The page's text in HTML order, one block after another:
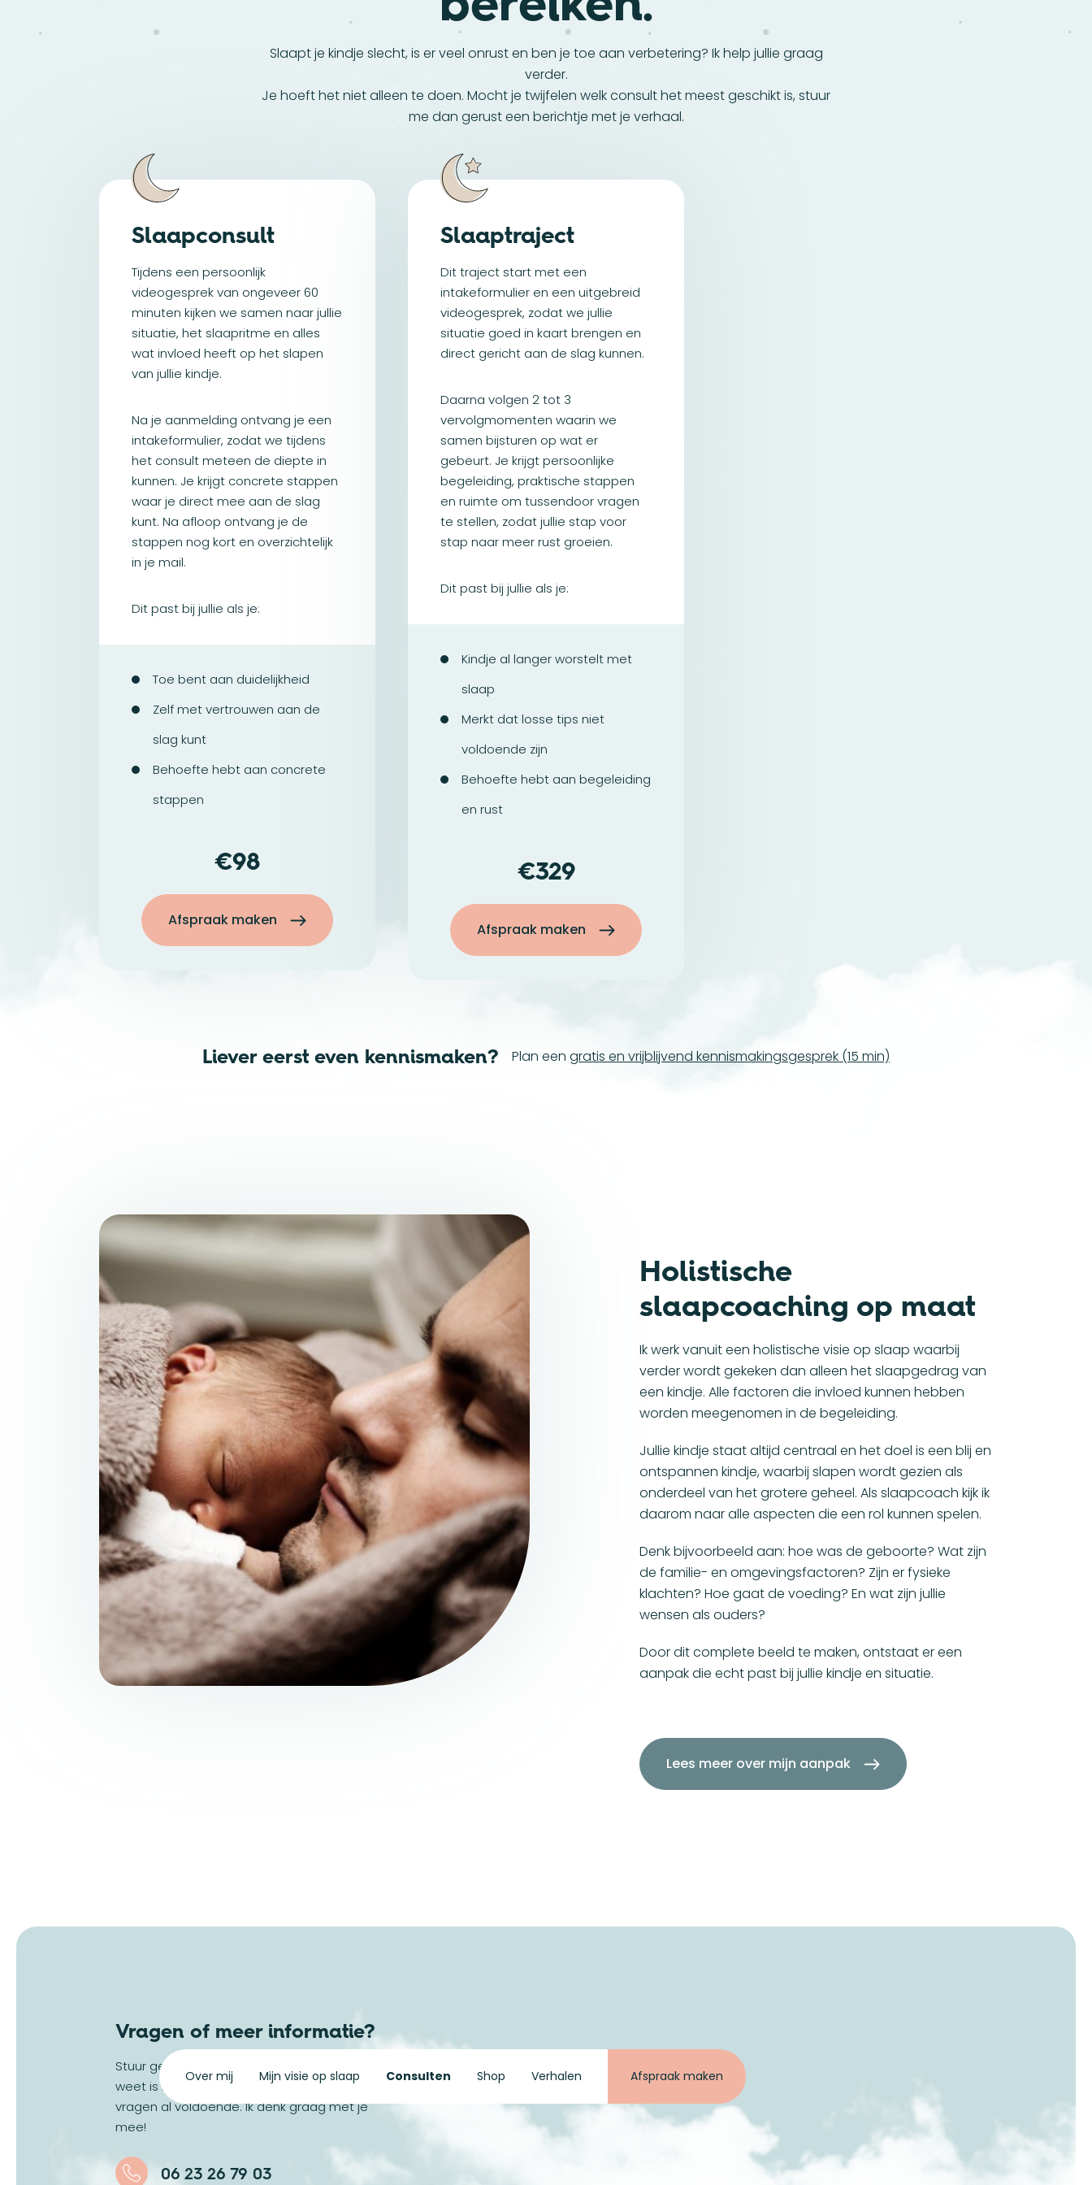
Slaapt je kindje slecht, is er veel onrust en ben je toe aan verbetering? Ik help jullie graag
verder.
Je hoeft het niet alleen te doen. Mocht je twijfelen welk consult het meest geschikt is, stuur
me dan gerust een berichtje met je verhaal.
Slaapconsult
Tijdens een persoonlijk
videogesprek van ongeveer 60
minuten kijken we samen naar jullie
situatie, het slaapritme en alles
wat invloed heeft op het slapen
van jullie kindje.
Na je aanmelding ontvang je een
intakeformulier, zodat we tijdens
het consult meteen de diepte in
kunnen. Je krijgt concrete stappen
waar je direct mee aan de slag
kunt. Na afloop ontvang je de
stappen nog kort en overzichtelijk
in je mail.
Dit past bij jullie als je:
Toe bent aan duidelijkheid
Zelf met vertrouwen aan de
slag kunt
Behoefte hebt aan concrete
stappen
98
Afspraak maken
Slaaptraject
Dit traject start met een
intakeformulier en een uitgebreid
videogesprek, zodat we jullie
situatie goed in kaart brengen en
direct gericht aan de slag kunnen.
Daarna volgen 2 tot 3
vervolgmomenten waarin we
samen bijsturen op wat er
gebeurt. Je krijgt persoonlijke
begeleiding, praktische stappen
en ruimte om tussendoor vragen
te stellen, zodat jullie stap voor
stap naar meer rust groeien.
Dit past bij jullie als je:
Kindje al langer worstelt met
slaap
Merkt dat losse tips niet
voldoende zijn
Behoefte hebt aan begeleiding
en rust
329
Afspraak maken
Liever eerst even kennismaken? Plan een gratis en vrijblijvend kennismakingsgesprek (15 min)
Holistische
slaapcoaching op maat
Ik werk vanuit een holistische visie op slaap waarbij
verder wordt gekeken dan alleen het slaapgedrag van
een kindje. Alle factoren die invloed kunnen hebben
worden meegenomen in de begeleiding.
Jullie kindje staat altijd centraal en het doel is een blij en
ontspannen kindje, waarbij slapen wordt gezien als
onderdeel van het grotere geheel. Als slaapcoach kijk ik
daarom naar alle aspecten die een rol kunnen spelen.
Denk bijvoorbeeld aan: hoe was de geboorte? Wat zijn
de familie- en omgevingsfactoren? Zijn er fysieke
klachten? Hoe gaat de voeding? En wat zijn jullie
wensen als ouders?
Door dit complete beeld te maken, ontstaat er een
aanpak die echt past bij jullie kindje en situatie.
Lees meer over mijn aanpak
Vragen of meer informatie?
Stuur gerust en vrijblijvend een bericht. Wie
weet is het beantwoorden van een aantal
vragen al voldoende. Ik denk graag met je
mee!
06 23 26 79 03
Over mij Mijn visie op slaap Consulten Shop Verhalen Afspraak maken